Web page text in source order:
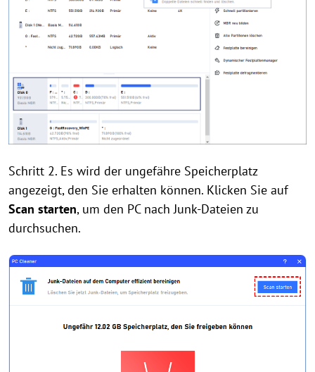
Schritt 2. Es wird der ungefähre Speicherplatz
angezeigt, den Sie erhalten können. Klicken Sie auf
Scan starten, um den PC nach Junk-Dateien zu
durchsuchen.